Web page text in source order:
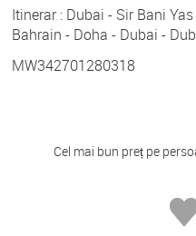
Itinerar : Dubai - Sir Bani
Bahrain - Doha - Dubai -
MW342701280318
Cel mai bun preț pe